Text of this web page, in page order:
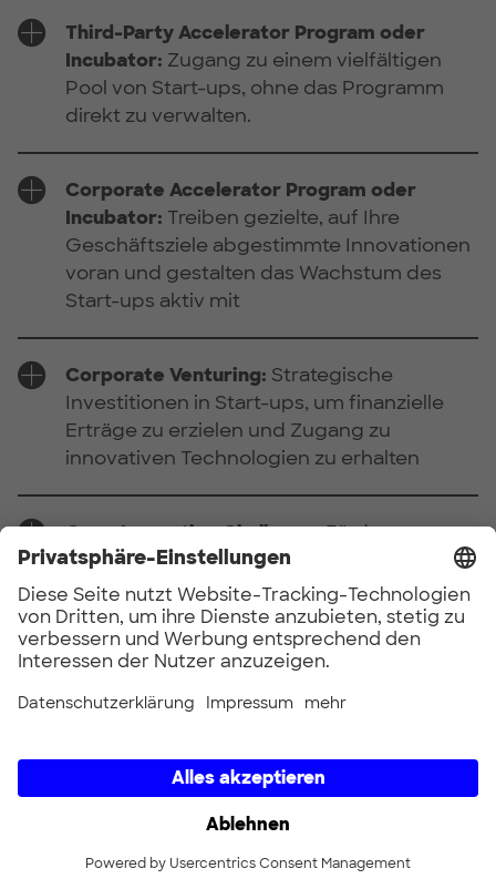
Third-Party Accelerator Program oder
Incubator: Zugang zu einem vielfältigen
Pool von Start-ups, ohne das Programm
direkt zu verwalten.
Corporate Accelerator Program oder
Incubator: Treiben gezielte, auf Ihre
Geschäftsziele abgestimmte Innovationen
voran und gestalten das Wachstum des
Start-ups aktiv mit
Corporate Venturing: Strategische
Investitionen in Start-ups, um finanzielle
Erträge zu erzielen und Zugang zu
innovativen Technologien zu erhalten
Open Innovation Challenge:Förderung
kreativer Lösungen von externen Start-ups
zur Lösung spezifischer Probleme oder
Mängel
Validierung der Technologie oder
Umsetzung in größerem Maßstab in Angriff
genommen wird
Venture Clienting:Werden Sie ein